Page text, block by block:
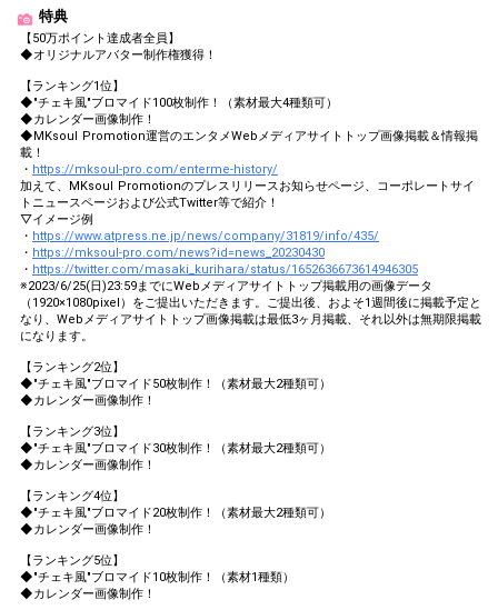
特典
【50万ポイント達成者全員】
◆オリジナルアバター制作権獲得！
【ランキング1位】
◆"チェキ風"ブロマイド100枚制作！（素材最大4種類可）
◆カレンダー画像制作！
◆MKsoul Promotion運営のエンタメWebメディアサイトトップ画像掲載＆情報掲
載！
・ https://mksoul-pro.com/enterme-history/
加えて、MKsoul Promotionのプレスリリースお知らせページ、コーポレートサイ
トニュースページおよび公式Twitter等で紹介！
▽イメージ例
・ https://www.atpress.ne.jp/news/company/31819/info/435/
・ https://mksoul-pro.com/news?id=news_20230430
・ https://twitter.com/masaki_kurihara/status/1652636673614946305
※2023/6/25(日)23:59までにWebメディアサイトトップ掲載用の画像データ
（1920×1080pixel）をご提出いただきます。ご提出後、およそ1週間後に掲載予定と
なり、Webメディアサイトトップ画像掲載は最低3ヶ月掲載、それ以外は無期限掲載
になります。
【ランキング2位】
◆"チェキ風"ブロマイド50枚制作！（素材最大2種類可）
◆カレンダー画像制作！
【ランキング3位】
◆"チェキ風"ブロマイド30枚制作！（素材最大2種類可）
◆カレンダー画像制作！
【ランキング4位】
◆"チェキ風"ブロマイド20枚制作！（素材最大2種類可）
◆カレンダー画像制作！
【ランキング5位】
◆"チェキ風"ブロマイド10枚制作！（素材1種類）
◆カレンダー画像制作！